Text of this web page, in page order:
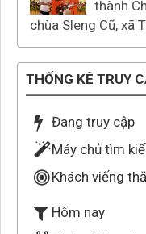
thành
chùa Sleng Cũ, xã
THỐNG KÊ TRUY
Đang truy cập
Máy chủ tìm
Khách viếng
Hôm nay